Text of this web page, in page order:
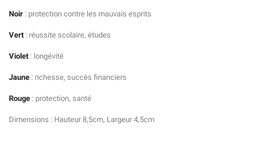
Noir : protection contre les mauvais esprits
Vert : réussite scolaire, études
Violet : longévité
Jaune : richesse, succès financiers
Rouge : protection, santé
Dimensions : Hauteur 8,5cm, Largeur 4,5cm